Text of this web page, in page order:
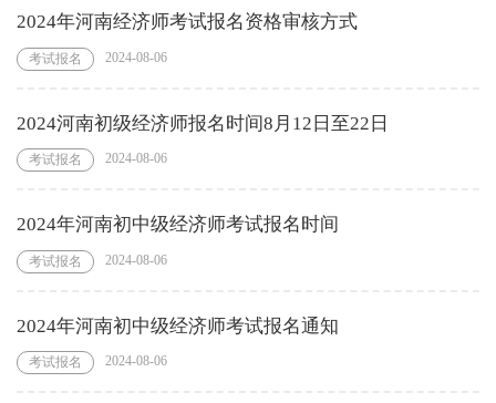
2024年河南经济师考试报名资格审核方式
考试报名 2024-08-06
2024河南初级经济师报名时间8月12日至22日
考试报名 2024-08-06
2024年河南初中级经济师考试报名时间
考试报名 2024-08-06
2024年河南初中级经济师考试报名通知
考试报名 2024-08-06